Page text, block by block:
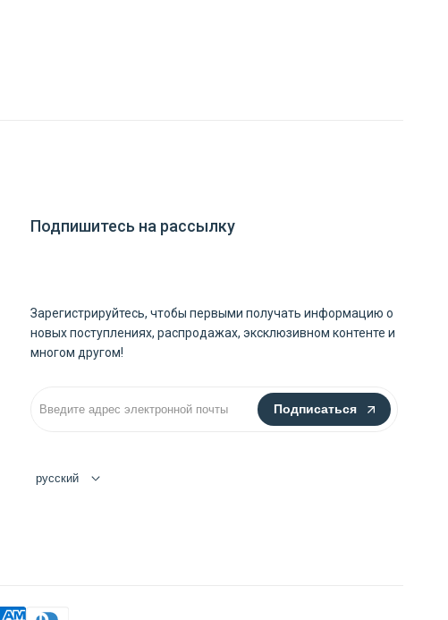
Подпишитесь на рассылку
Зарегистрируйтесь, чтобы первыми получать информацию о
новых поступлениях, распродажах, эксклюзивном контенте и
многом другом!
Подписаться
русский